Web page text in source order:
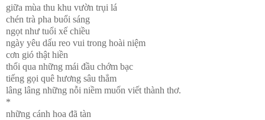
giữa mùa thu khu vườn trụi lá
chén trà pha buổi sáng
ngọt như tuổi xế chiều
ngày yêu dấu reo vui trong hoài niệm
cơn gió thật hiền
thổi qua những mái đầu chớm bạc
tiếng gọi quê hương sâu thẳm
lâng lâng những nỗi niềm muốn viết thành thơ.
*
những cánh hoa đã tàn